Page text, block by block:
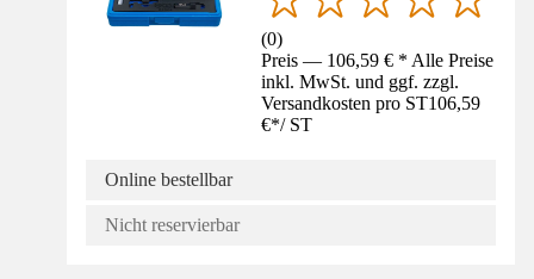
(0)
Preis — 106,59 € * Alle Preise
inkl. MwSt. und ggf. zzgl.
Versandkosten pro ST106,59
€*/ ST
Online bestellbar
Nicht reservierbar